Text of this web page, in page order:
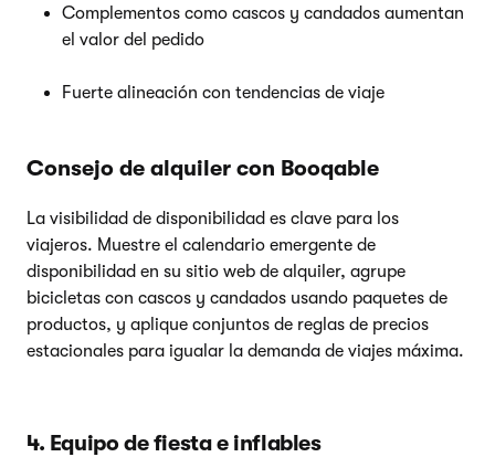
Complementos como cascos y candados aumentan
el valor del pedido
Fuerte alineación con tendencias de viaje
Consejo de alquiler con Booqable
La visibilidad de disponibilidad es clave para los
viajeros. Muestre el calendario emergente de
disponibilidad en su sitio web de alquiler, agrupe
bicicletas con cascos y candados usando paquetes de
productos, y aplique conjuntos de reglas de precios
estacionales para igualar la demanda de viajes máxima.
4. Equipo de fiesta e inflables